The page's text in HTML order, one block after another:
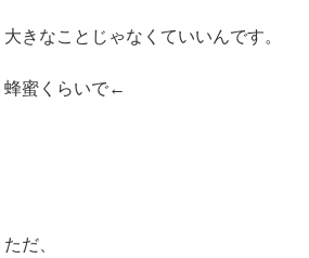
大きなことじゃなくていいんです。
蜂蜜くらいで←
ただ、